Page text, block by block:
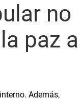
no
paz al
Además,